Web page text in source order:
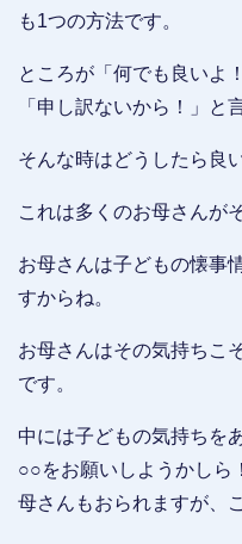
も1つの方法です。
ところが「何でも良いよ
「申し訳ないから！」と
そんな時はどうしたら良
これは多くのお母さんが
お母さんは子どもの懐事
すからね。
お母さんはその気持ちこ
です。
中には子どもの気持ちを
○○をお願いしようかしら
母さんもおられますが、